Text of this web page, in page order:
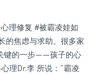
理修复 #被霸凌娃如
的焦虑与求助。很多家
键的一步——孩子的心
理Dr.李 所说：“霸凌